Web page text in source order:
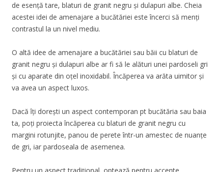
de esență tare, blaturi de granit negru și dulapuri albe. Cheia
acestei idei de amenajare a bucătăriei este încerci să menți
contrastul la un nivel mediu.
O altă idee de amenajare a bucătăriei sau băii cu blaturi de
granit negru și dulapuri albe ar fi să le alături unei pardoseli gri
și cu aparate din oțel inoxidabil. Încăperea va arăta uimitor și
va avea un aspect luxos.
Dacă îți dorești un aspect contemporan pt bucătăria sau baia
ta, poți proiecta încăperea cu blaturi de granit negru cu
margini rotunjite, panou de perete într-un amestec de nuanțe
de gri, iar pardoseala de asemenea.